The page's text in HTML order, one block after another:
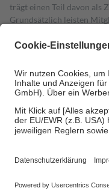
trägt einen Teil davon als
Grundsätzlich leisten
Diese Regeln gelten
Um das Engagement
• Kindern und
• Untersuchungen zur
• empfohlenen
• Harn- und
Informationen findest du